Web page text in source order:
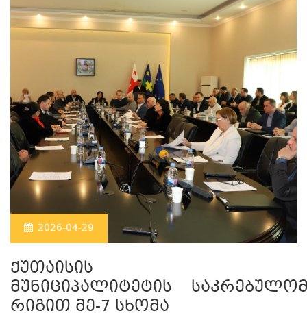
2026-04-29
ქუთაისის
მუნიციპალიტეტის
რიგით მე-7 სხომა